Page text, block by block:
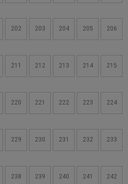
202 203 204 205 206
211 212 213 214 215
220 221 222 223 224
229 230 231 232 233
238 239 240 241 242